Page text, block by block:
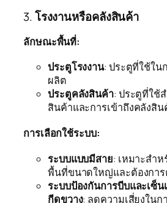
3.โรงงานหรือคลังสินค้า
ลักษณะพื้นที่:
ประตูโรงงาน: ประตูที่ใช้ใน
ผลิต
ประตูคลังสินค้า: ประตูที่ใช้
สินค้าและการเข้าถึงคลังสิน
การเลือกใช้ระบบ:
ระบบแบบมีสาย: เหมาะสำ
พื้นที่ขนาดใหญ่และต้องการ
ระบบป้องกันการบีบและเซ็
กีดขวาง: ลดความเสี่ยงในก